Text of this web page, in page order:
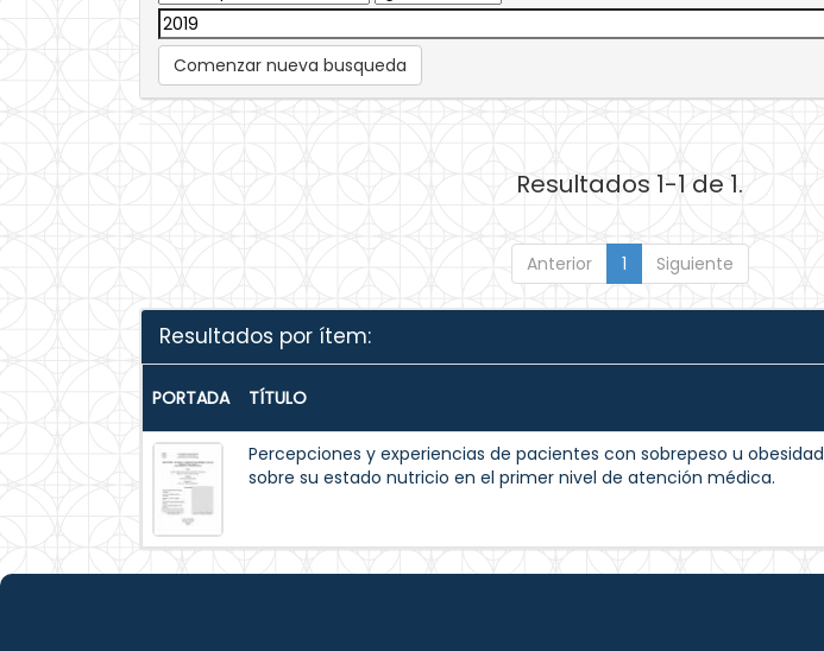
Comenzar nueva busqueda
Resultados 1-1 de 1.
Anterior 1 Siguiente
Resultados por ítem:
PORTADA TÍTULO
Percepciones y experiencias de pacientes con sobrepeso u obesidad
sobre su estado nutricio en el primer nivel de atención médica.